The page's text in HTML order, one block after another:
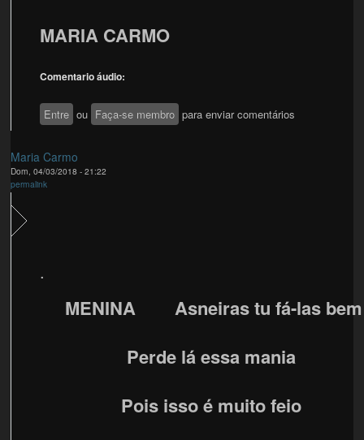
MARIA CARMO
Comentario áudio:
Entre ou Faça-se membro para enviar comentários
Maria Carmo
Dom, 04/03/2018 - 21:22
permalink
.
MENINA Asneiras tu fá-las bem
Perde lá essa mania
Pois isso é muito feio